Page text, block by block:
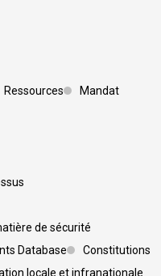
Ressources
Mandat
de sécurité
Database
Constitutions
locale et infranationale